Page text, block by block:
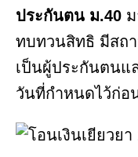
ประกันตน ม.40
ทบทวนสิทธิ มีสถ
เป็นผู้ประกันตนแ
วันที่กำหนดไว้ก่อ